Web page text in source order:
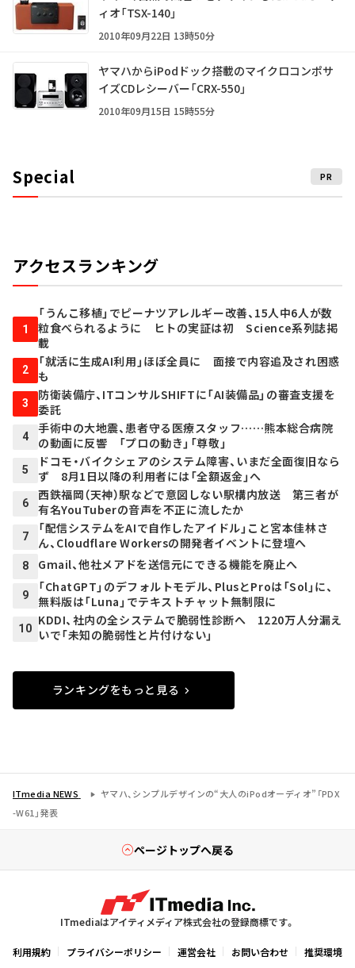
ィオ「TSX-140」
2010年09月22日 13時50分
ヤマハからiPodドック搭載のマイクロコンポサ
イズCDレシーバー「CRX-550」
2010年09月15日 15時55分
Special PR
アクセスランキング
1
「うんこ移植」でピーナツアレルギー改善、15人中6人が数
粒食べられるように ヒトの実証は初 Science系列誌掲
載
2
「就活に生成AI利用」ほぼ全員に 面接で内容追及され困惑
も
3
防衛装備庁、ITコンサルSHIFTに「AI装備品」の審査支援を
委託
4
手術中の大地震、患者守る医療スタッフ……熊本総合病院
の動画に反響 「プロの動き」「尊敬」
5
ドコモ・バイクシェアのシステム障害、いまだ全面復旧なら
ず 8月1日以降の利用者には「全額返金」へ
6
西鉄福岡（天神）駅などで意図しない駅構内放送 第三者が
有名YouTuberの音声を不正に流したか
7
「配信システムをAIで自作したアイドル」こと宮本佳林さ
ん、Cloudflare Workersの開発者イベントに登壇へ
8 Gmail、他社メアドを送信元にできる機能を廃止へ
9
「ChatGPT」のデフォルトモデル、PlusとProは「Sol」に、
無料版は「Luna」でテキストチャット無制限に
10
KDDI、社内の全システムで脆弱性診断へ 1220万人分漏え
いで「未知の脆弱性と片付けない」
ランキングをもっと見る
ITmedia NEWS
ヤマハ、シンプルデザインの“大人のiPodオーディオ”「PDX
-W61」発表
ページトップへ戻る
ITmediaはアイティメディア株式会社の登録商標です。
利用規約 プライバシーポリシー 運営会社 お問い合わせ 推奨環境